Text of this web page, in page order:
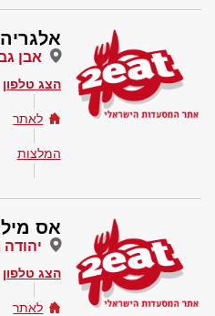
אלגריה
אבן גבירול
הצג טלפון
לאתר
המלצות
אס
יהודה
הצג טלפון
לאתר